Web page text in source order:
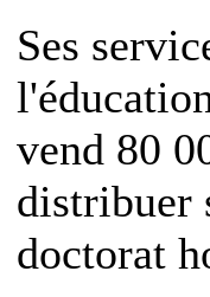
Ses
vend 80
distribuer
doctorat